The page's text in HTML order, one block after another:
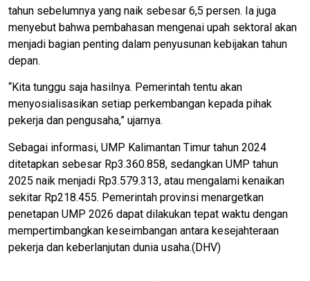
tahun sebelumnya yang naik sebesar 6,5 persen. Ia juga
menyebut bahwa pembahasan mengenai upah sektoral akan
menjadi bagian penting dalam penyusunan kebijakan tahun
depan.
“Kita tunggu saja hasilnya. Pemerintah tentu akan
menyosialisasikan setiap perkembangan kepada pihak
pekerja dan pengusaha,” ujarnya.
Sebagai informasi, UMP Kalimantan Timur tahun 2024
ditetapkan sebesar Rp3.360.858, sedangkan UMP tahun
2025 naik menjadi Rp3.579.313, atau mengalami kenaikan
sekitar Rp218.455. Pemerintah provinsi menargetkan
penetapan UMP 2026 dapat dilakukan tepat waktu dengan
mempertimbangkan keseimbangan antara kesejahteraan
pekerja dan keberlanjutan dunia usaha.(DHV)